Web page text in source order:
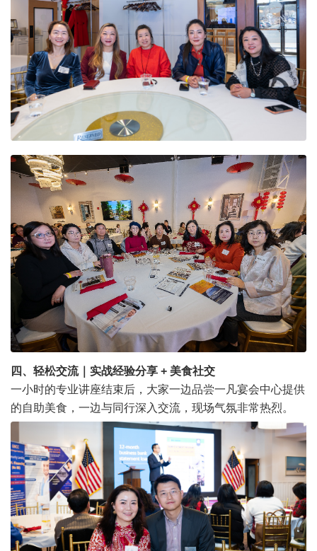
四、轻松交流｜实战经验分享 + 美食社交
一小时的专业讲座结束后，大家一边品尝一凡宴会中心提供
的自助美食，一边与同行深入交流，现场气氛非常热烈。